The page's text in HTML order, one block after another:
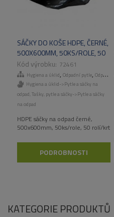
SÁČKY DO KOŠE HDPE, ČERNÉ,
500X600MM, 50KS/ROLE, 50
ROLÍ/KART
72461
Hygiena a úklid, Odpadní pytle, Odpadní pytle
Hygiena a úklid->Pytle a sáčky na
odpad Tašky, pytle a sáčky->Pytle a sáčky
na odpad
HDPE sáčky na odpad černé,
500x600mm, 50ks/role, 50 rolí/krt
PODROBNOSTI
KATEGORIE PRODUKTŮ